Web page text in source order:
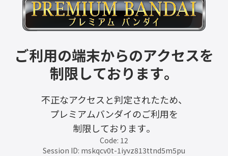
ご利用の端末からのアクセスを
制限しております。
不正なアクセスと判定されたため、
プレミアムバンダイのご利用を
制限しております。
Code: 12
Session ID: mskqcv0t-1iyvz813ttnd5m5pu